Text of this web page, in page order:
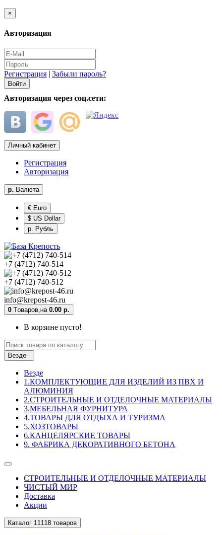
×
Авторизация
Регистрация | Забыли пароль?
Авторизация через соц.сети:
Личный кабинет
Регистрация
Авторизация
р. Валюта
€ Euro
$ US Dollar
р. Рубль
+7 (4712) 740-514
+7 (4712) 740-512
info@krepost-46.ru
0 Tоваров, на 0.00 р.
В корзине пусто!
Везде
Везде
1.КОМПЛЕКТУЮЩИЕ ДЛЯ ИЗДЕЛИЙ ИЗ ПВХ И
АЛЮМИНИЯ
2.СТРОИТЕЛЬНЫЕ И ОТДЕЛОЧНЫЕ МАТЕРИАЛЫ
3.МЕБЕЛЬНАЯ ФУРНИТУРА
4.ТОВАРЫ ДЛЯ ОТДЫХА И ТУРИЗМА
5.ХОЗТОВАРЫ
6.КАНЦЕЛЯРСКИЕ ТОВАРЫ
9. ФАБРИКА ДЕКОРАТИВНОГО БЕТОНА
СТРОИТЕЛЬНЫЕ И ОТДЕЛОЧНЫЕ МАТЕРИАЛЫ
ЧИСТЫЙ МИР
Доставка
Акции
Каталог 11118 товаров